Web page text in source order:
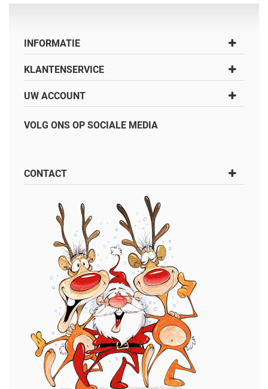
INFORMATIE
KLANTENSERVICE
UW ACCOUNT
VOLG ONS OP SOCIALE MEDIA
CONTACT